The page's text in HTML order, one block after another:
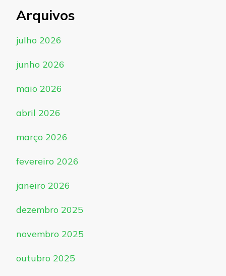
Arquivos
julho 2026
junho 2026
maio 2026
abril 2026
março 2026
fevereiro 2026
janeiro 2026
dezembro 2025
novembro 2025
outubro 2025